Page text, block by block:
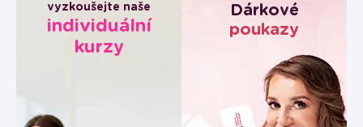
vyzkoušejte naše
individuální
kurzy
Dárkové
poukazy